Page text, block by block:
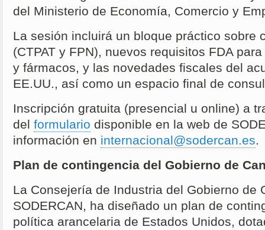
del Ministerio de Economía, Comercio y
La sesión incluirá un bloque práctico sobre
(CTPAT y FPN), nuevos requisitos FDA
y fármacos, y las novedades fiscales del
EE.UU., así como un espacio final de
Inscripción gratuita (presencial u online) a
del formulario disponible en la web de
información en internacional@sodercan.es.
Plan de contingencia del Gobierno de
La Consejería de Industria del Gobierno de
SODERCAN, ha diseñado un plan de
política arancelaria de Estados Unidos,